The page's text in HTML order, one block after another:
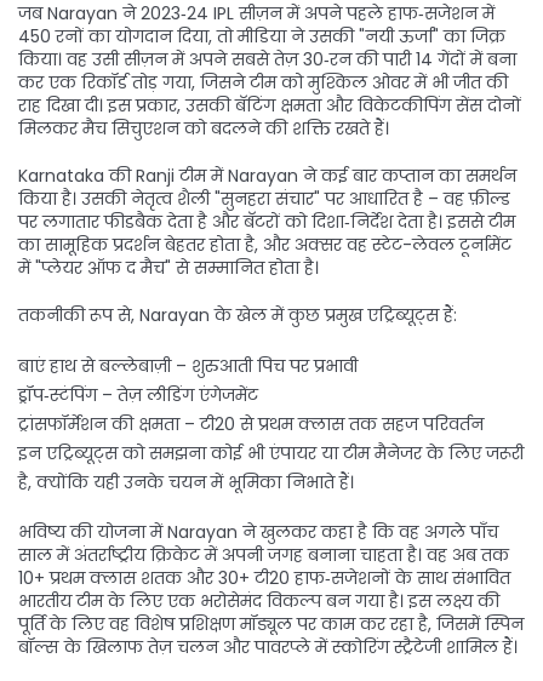
जब Narayan ने 2023‑24 IPL सीज़न में अपने पहले हाफ‑सजेशन में
450 रनों का योगदान दिया, तो मीडिया ने उसकी "नयी ऊर्जा" का जिक्र
किया। वह उसी सीज़न में अपने सबसे तेज़ 30‑रन की पारी 14 गेंदों में बना
कर एक रिकॉर्ड तोड़ गया, जिसने टीम को मुश्किल ओवर में भी जीत की
राह दिखा दी। इस प्रकार, उसकी बॅटिंग क्षमता और विकेटकीपिंग सेंस दोनों
मिलकर मैच सिचुएशन को बदलने की शक्ति रखते हैं।
Karnataka की Ranji टीम में Narayan ने कई बार कप्तान का समर्थन
किया है। उसकी नेतृत्व शैली "सुनहरा संचार" पर आधारित है – वह फ़ील्ड
पर लगातार फीडबैक देता है और बॅटरों को दिशा‑निर्देश देता है। इससे टीम
का सामूहिक प्रदर्शन बेहतर होता है, और अक्सर वह स्टेट-लेवल टूर्नामेंट
में "प्लेयर ऑफ द मैच" से सम्मानित होता है।
तकनीकी रूप से, Narayan के खेल में कुछ प्रमुख एट्रिब्यूट्स हैं:
बाएं हाथ से बल्लेबाज़ी – शुरुआती पिच पर प्रभावी
ड्रॉप‑स्टंपिंग – तेज़ लीडिंग एंगेजमेंट
ट्रांसफॉर्मेशन की क्षमता – टी20 से प्रथम क्लास तक सहज परिवर्तन
इन एट्रिब्यूट्स को समझना कोई भी एंपायर या टीम मैनेजर के लिए जरूरी
है, क्योंकि यही उनके चयन में भूमिका निभाते हैं।
भविष्य की योजना में Narayan ने खुलकर कहा है कि वह अगले पाँच
साल में अंतर्राष्ट्रीय क्रिकेटमें अपनी जगह बनाना चाहता है। वह अब तक
10+ प्रथम क्लास शतक और 30+ टी20 हाफ‑सजेशनों के साथ संभावित
भारतीय टीम के लिए एक भरोसेमंद विकल्प बन गया है। इस लक्ष्य की
पूर्ति के लिए वह विशेष प्रशिक्षण मॉड्यूल पर काम कर रहा है, जिसमें स्पिन
बॉल्स के खिलाफ तेज़ चलन और पावरप्ले में स्कोरिंग स्ट्रैटेजी शामिल हैं।